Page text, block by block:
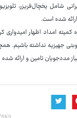
شامل یخچال‌فریزر،
شده است.
امداد اظهار امیدواری
جهیزیه نداشته باشیم.